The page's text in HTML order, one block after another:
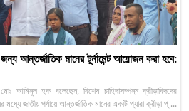
জন্য আন্তর্জাতিক মানের টুর্নামেন্ট আয়োজন করা হবে:
মোঃ আমিনুল হক বলেছেন, বিশেষ চাহিদাসম্পন্ন ক্রীড়াবিদদের
জাতীয় পর্যায়ে আন্তর্জাতিক মানের একটি প্যারা ক্রীড়া প্ ...